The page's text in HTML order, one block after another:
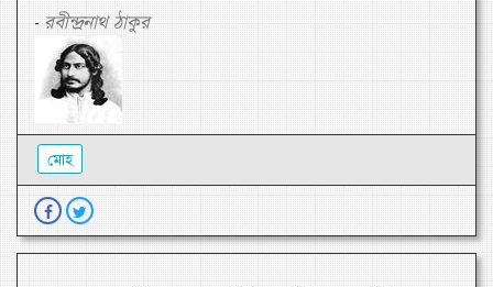
- রবীন্দ্রনাথ ঠাকুর
মোহ